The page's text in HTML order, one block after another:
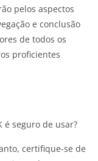
pelos aspectos
e conclusão
de todos os
proficientes
é seguro de usar?
certifique-se de